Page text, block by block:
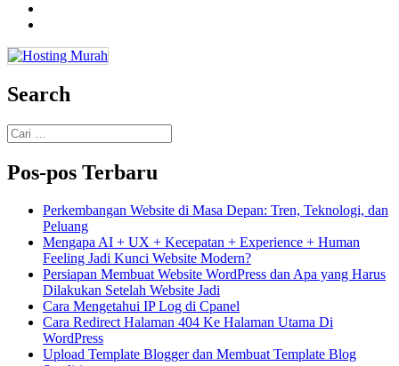
Search
Cari
untuk:
Pos-pos Terbaru
Perkembangan Website di Masa Depan: Tren, Teknologi, dan
Peluang
Mengapa AI + UX + Kecepatan + Experience + Human
Feeling Jadi Kunci Website Modern?
Persiapan Membuat Website WordPress dan Apa yang Harus
Dilakukan Setelah Website Jadi
Cara Mengetahui IP Log di Cpanel
Cara Redirect Halaman 404 Ke Halaman Utama Di
WordPress
Upload Template Blogger dan Membuat Template Blog